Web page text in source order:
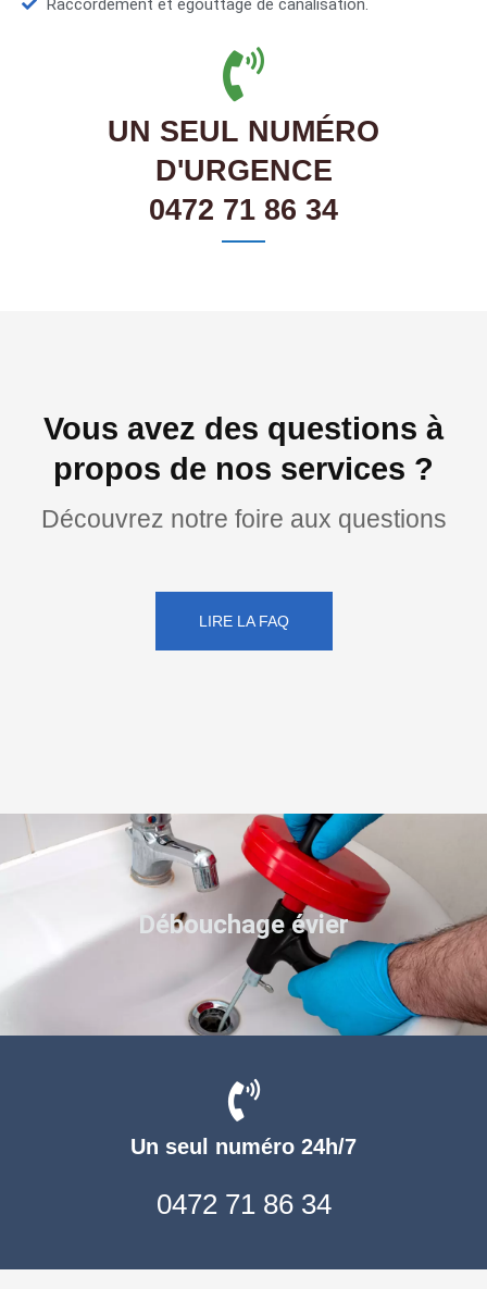
UN SEUL NUMÉRO
D'URGENCE
0472 71 86 34
Vous avez des questions à
propos de nos services ?
Découvrez notre foire aux questions
LIRE LA FAQ
Un seul numéro 24h/7
0472 71 86 34
Débouchage évier